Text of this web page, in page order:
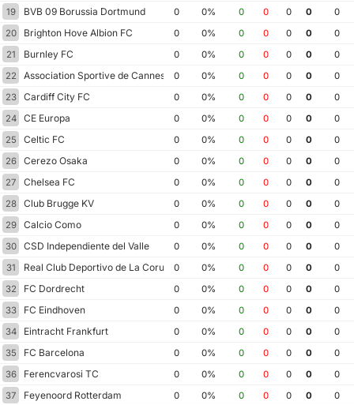
19
BVB 09 Borussia Dortmund 0 0% 0 0 0 0
0
20
Brighton Hove Albion FC 0 0% 0 0 0 0
0
21
Burnley FC 0 0% 0 0 0 0
0
22
Association Sportive de Cannes 0 0% 0 0 0 0
0
23
Cardiff City FC 0 0% 0 0 0 0
0
24
CE Europa 0 0% 0 0 0 0
0
25
Celtic FC 0 0% 0 0 0 0
0
26
Cerezo Osaka 0 0% 0 0 0 0
0
27
Chelsea FC 0 0% 0 0 0 0
0
28
Club Brugge KV 0 0% 0 0 0 0
0
29
Calcio Como 0 0% 0 0 0 0
0
30
CSD Independiente del Valle 0 0% 0 0 0 0
0
31
Real Club Deportivo de La Coruna0 0% 0 0 0 0
0
32
FC Dordrecht 0 0% 0 0 0 0
0
33
FC Eindhoven 0 0% 0 0 0 0
0
34
Eintracht Frankfurt 0 0% 0 0 0 0
0
35
FC Barcelona 0 0% 0 0 0 0
0
36
Ferencvarosi TC 0 0% 0 0 0 0
0
37
Feyenoord Rotterdam 0 0% 0 0 0 0
0